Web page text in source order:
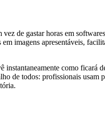
de gastar horas em
imagens apresentáveis,
como ficará
de todos: profissionais usam